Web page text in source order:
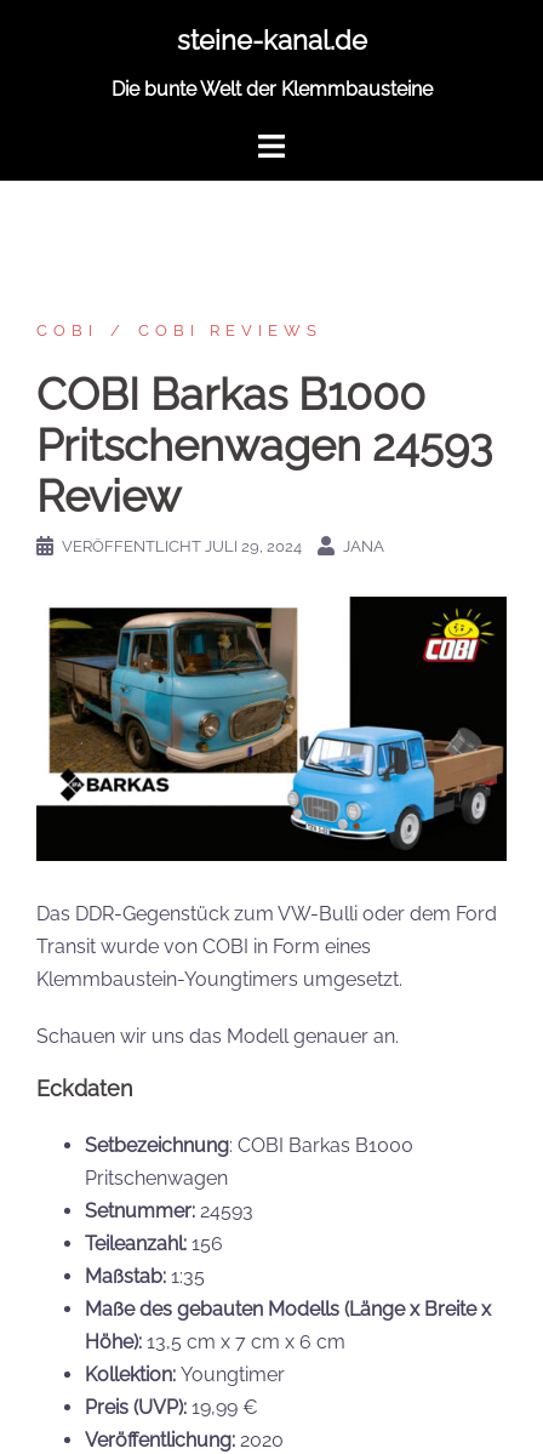
steine-kanal.de
Die bunte Welt der Klemmbausteine
COBI COBI REVIEWS
COBI Barkas B1000
Pritschenwagen 24593
Review
VERÖFFENTLICHT JULI 29, 2024 JANA
Das DDR-Gegenstück zum VW-Bulli oder dem Ford
Transit wurde von COBI in Form eines
Klemmbaustein-Youngtimers umgesetzt.
Schauen wir uns das Modell genauer an.
Eckdaten
Setbezeichnung: COBI Barkas B1000
Pritschenwagen
Setnummer: 24593
Teileanzahl: 156
Maßstab: 1:35
Maße des gebauten Modells (Länge x Breite x
Höhe): 13,5 cm x 7 cm x 6 cm
Kollektion: Youngtimer
Preis (UVP): 19,99 €
Veröffentlichung: 2020